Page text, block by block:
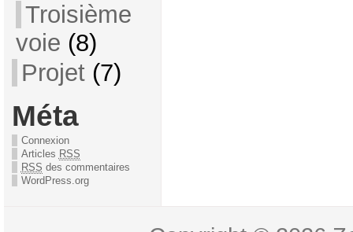
Troisième
voie (8)
Projet(7)
Méta
Connexion
Articles RSS
RSS des commentaires
WordPress.org